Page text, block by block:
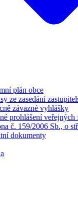
plán obce
ze zasedání
závazné vyhlášky
prohlášení
č. 159/2006 Sb., o
dokumenty